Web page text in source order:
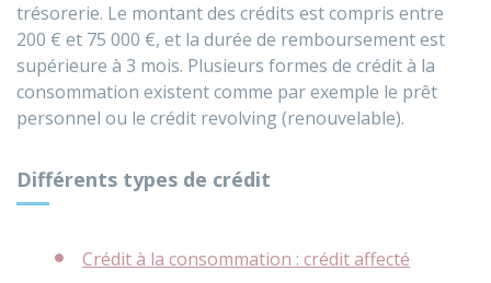
trésorerie. Le montant des crédits est compris entre
200 € et 75 000 €, et la durée de remboursement est
supérieure à 3 mois. Plusieurs formes de crédit à la
consommation existent comme par exemple le prêt
personnel ou le crédit revolving (renouvelable).
Différents types de crédit
Crédit à la consommation : crédit affecté